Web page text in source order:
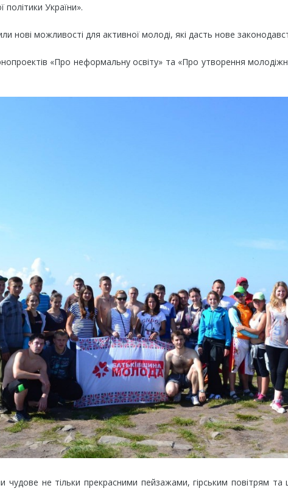
України».
нові можливості для активної молоді, які дасть нове
«Про неформальну освіту» та «Про утворення
чудове не тільки прекрасними пейзажами, гірським повітрям